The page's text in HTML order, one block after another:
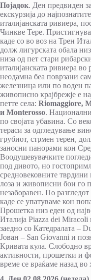
Појадок. Ден предвиден
екскурзија до
италијанската ривиера,
Чинкве Тере.
каде со во воз на Трен
долж лигурската обала
низа од пет стари
италијанската ривиера
неодамна беа поврзани
железница или по воден
живописно крајбрежје е
петте села: Riomaggiore,
и Monterosso.
по својата убавина. Со
тераси за одгледување
грубиот, стрмен терен,
заносни панорами кон
Воодушевувачките
под дивото, но
средновековните
лоза и живописни бои го
незаборавен. По
каде се упатуваме кон
Прошетка низ еден од
Италија Piazza dei
заедно со Катедралата –
Јован – San Giovanni и
Кривата кула. Слободно
активности, прошетки и
време се враќаме назад во